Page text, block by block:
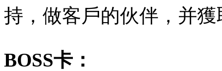
持，做客戶的伙伴，并
BOSS卡：